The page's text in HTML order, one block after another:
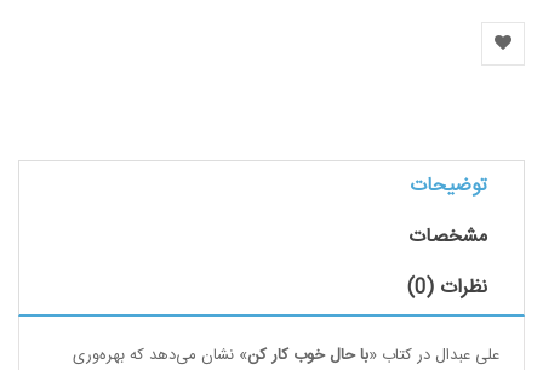
توضیحات
مشخصات
نظرات (0)
علی عبدال در کتاب «با حال خوب کار کن» نشان می‌دهد که بهره‌وری